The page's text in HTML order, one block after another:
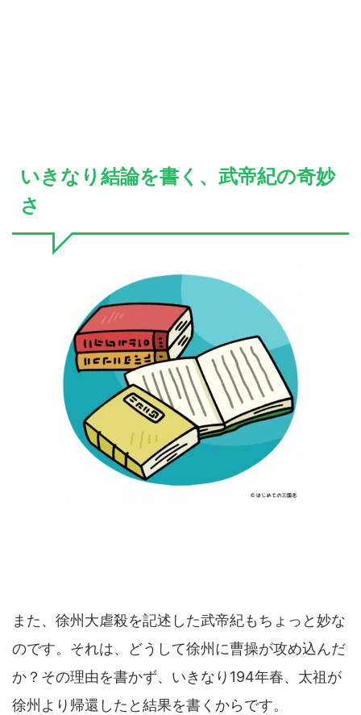
いきなり結論を書く、武帝紀の奇妙
さ
また、徐州大虐殺を記述した武帝紀もちょっと妙な
のです。それは、どうして徐州に曹操が攻め込んだ
か？その理由を書かず、いきなり194年春、太祖が
徐州より帰還したと結果を書くからです。